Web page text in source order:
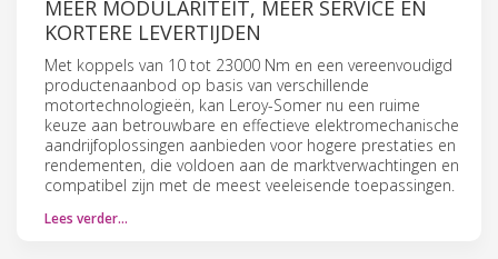
MEER MODULARITEIT, MEER SERVICE EN
KORTERE LEVERTIJDEN
Met koppels van 10 tot 23000 Nm en een vereenvoudigd
productenaanbod op basis van verschillende
motortechnologieën, kan Leroy-Somer nu een ruime
keuze aan betrouwbare en effectieve elektromechanische
aandrijfoplossingen aanbieden voor hogere prestaties en
rendementen, die voldoen aan de marktverwachtingen en
compatibel zijn met de meest veeleisende toepassingen.
Lees verder…